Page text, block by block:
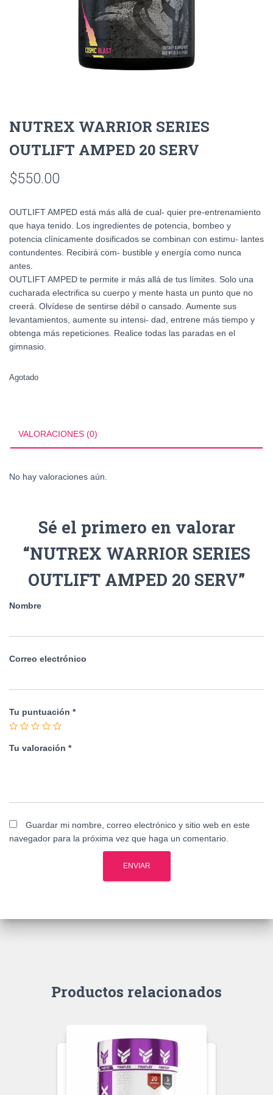
NUTREX WARRIOR SERIES
OUTLIFT AMPED 20 SERV
$550.00
OUTLIFT AMPED está más allá de cual- quier pre-entrenamiento
que haya tenido. Los ingredientes de potencia, bombeo y
potencia clínicamente dosificados se combinan con estimu- lantes
contundentes. Recibirá com- bustible y energía como nunca
antes.
OUTLIFT AMPED te permite ir más allá de tus límites. Solo una
cucharada electrifica su cuerpo y mente hasta un punto que no
creerá. Olvídese de sentirse débil o cansado. Aumente sus
levantamientos, aumente su intensi- dad, entrene más tiempo y
obtenga más repeticiones. Realice todas las paradas en el
gimnasio.
Agotado
VALORACIONES (0)
No hay valoraciones aún.
Sé el primero en valorar
“NUTREX WARRIOR SERIES
OUTLIFT AMPED 20 SERV”
Nombre
Correo electrónico
Tu puntuación *
Tu valoración *
Guardar mi nombre, correo electrónico y sitio web en este
navegador para la próxima vez que haga un comentario.
Productos relacionados